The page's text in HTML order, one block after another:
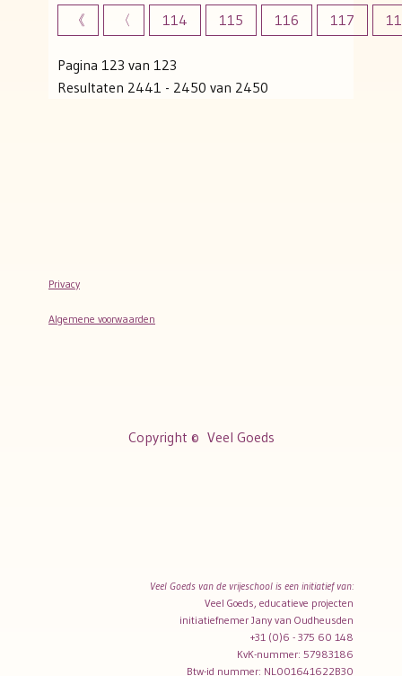
《 〈 114 115 116 117
Pagina 123 van 123
Resultaten 2441 - 2450 van 2450
Privacy
Algemene voorwaarden
Copyright © Veel Goeds
Veel Goeds van de vrijeschool is een initiatief van:
Veel Goeds, educatieve projecten
initiatiefnemer Jany van Oudheusden
+31 (0)6 - 375 60 148
KvK-nummer: 57983186
Btw-id nummer: NL001641622B30